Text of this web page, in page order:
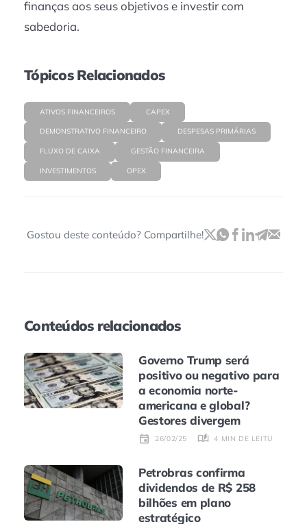
finanças aos seus objetivos e investir com
sabedoria.
Tópicos Relacionados
ATIVOS FINANCEIROS CAPEX
DEMONSTRATIVO FINANCEIRO DESPESAS PRIMÁRIAS
FLUXO DE CAIXA GESTÃO FINANCEIRA
INVESTIMENTOS OPEX
Gostou deste conteúdo? Compartilhe!
Conteúdos relacionados
Governo Trump será
positivo ou negativo para
a economia norte-
americana e global?
Gestores divergem
26/02/25 4 MIN DE LEITURA
Petrobras confirma
dividendos de R$ 258
bilhões em plano
estratégico